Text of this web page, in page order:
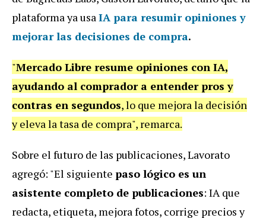
plataforma ya usaIA para resumir opiniones y
mejorar las decisiones de compra.
"Mercado Libre resume opiniones con IA,
ayudando al comprador a entender pros y
contras en segundos, lo que mejora la decisión
y eleva la tasa de compra", remarca.
Sobre el futuro de las publicaciones, Lavorato
agregó: "El siguiente paso lógico es un
asistente completo de publicaciones: IA que
redacta, etiqueta, mejora fotos, corrige precios y